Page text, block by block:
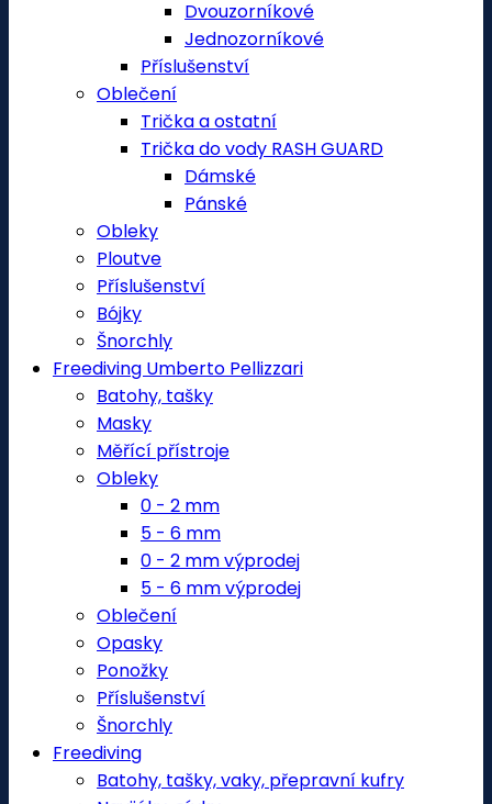
Dvouzorníkové
Jednozorníkové
Příslušenství
Oblečení
Trička a ostatní
Trička do vody RASH GUARD
Dámské
Pánské
Obleky
Ploutve
Příslušenství
Bójky
Šnorchly
Freediving Umberto Pellizzari
Batohy, tašky
Masky
Měřící přístroje
Obleky
0 - 2 mm
5 - 6 mm
0 - 2 mm výprodej
5 - 6 mm výprodej
Oblečení
Opasky
Ponožky
Příslušenství
Šnorchly
Freediving
Batohy, tašky, vaky, přepravní kufry